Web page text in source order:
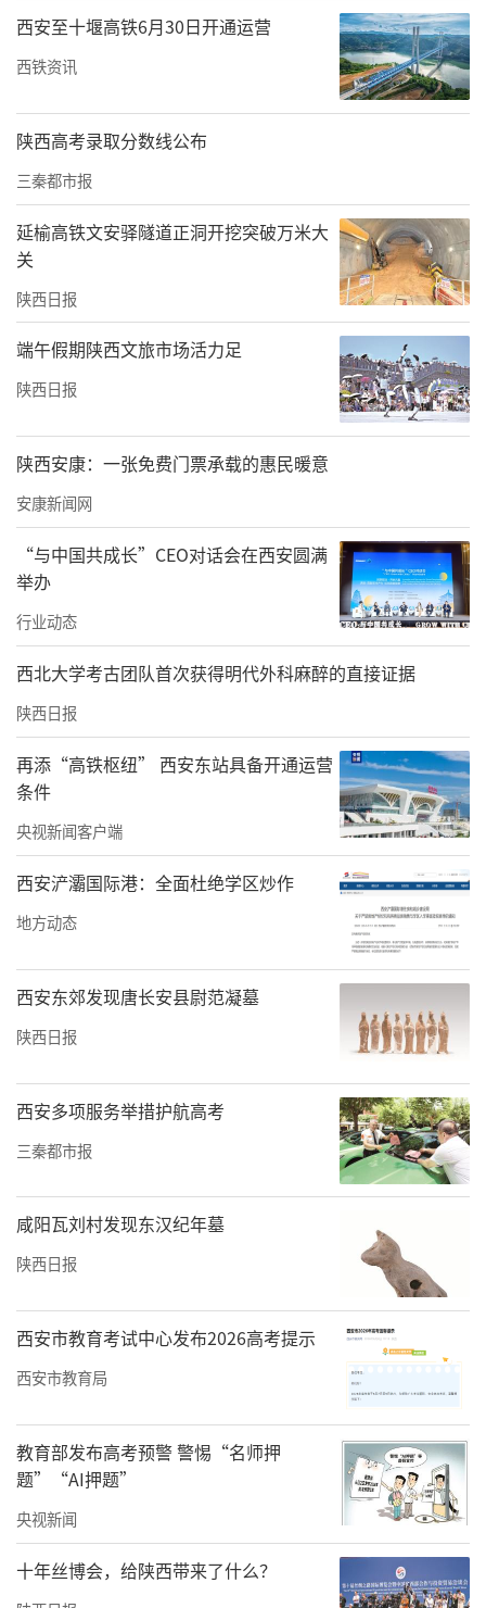
设施，国家级赛道静待飞驰车轮；全面提升保
障，300名志愿者严阵以待，从住宿餐饮到引导
服务，全方位展现“礼泉温度”；公安、医
疗、气象等多部门联动，1035名安保人员、470
个执勤点、51人专业医护团队及9辆急救车将在
赛道沿线及重点区域值守，提供实时医疗保
障；气象部门也将全程监测，为赛事保驾护
航。
以赛为媒，千年文脉绽放新姿。本次联赛不仅
是一场体育竞技的盛会，更是一次文化旅游的
深度展示。赛事路线巧妙串联起唐昭陵、九嵕
山等承载厚重历史的文化遗迹与秀美自然风
光，赛道本身宛如一条流动的“文化长廊”。
礼泉人民积极化身“文旅推介员”，借力顶级
赛事平台，向外展示“唐宗圣地”独特的历史
底蕴、人文风情和山水画卷，推动实现“赛事
引流、文旅增收”的良性互动，让千年文脉在
超越竞技，冲刺发展新赛道。这场国家级赛事
的举办，其意义远超体育范畴。它标志着礼泉
站在了高质量发展的新起点上。全县上下不仅
要当好热情周到的“服务保障员”和自信开放
的“文旅推介员”，更要汲取参赛选手顽强拼
搏、奋勇争先的精神力量，当好“礼泉发展运
动员”。全县上下将以赛事为重要契机，在经
济发展、城市建设、文化传承等各条“赛
西安至十堰高铁6月30日开通运营
西铁资讯
陕西高考录取分数线公布
三秦都市报
延榆高铁文安驿隧道正洞开挖突破万米大
关
陕西日报
端午假期陕西文旅市场活力足
陕西日报
陕西安康：一张免费门票承载的惠民暖意
安康新闻网
“与中国共成长”CEO对话会在西安圆满
举办
行业动态
西北大学考古团队首次获得明代外科麻醉的直接证据
陕西日报
再添“高铁枢纽” 西安东站具备开通运营
条件
央视新闻客户端
西安浐灞国际港：全面杜绝学区炒作
地方动态
西安东郊发现唐长安县尉范凝墓
陕西日报
西安多项服务举措护航高考
三秦都市报
咸阳瓦刘村发现东汉纪年墓
陕西日报
西安市教育考试中心发布2026高考提示
西安市教育局
教育部发布高考预警 警惕“名师押
题”“AI押题”
央视新闻
十年丝博会，给陕西带来了什么？